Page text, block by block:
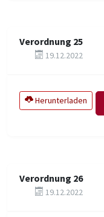
Verordnung 25
19.12.2022
Herunterladen
Verordnung 26
19.12.2022